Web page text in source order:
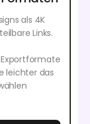
als 4K
Links.
leichter das